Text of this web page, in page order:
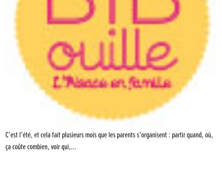
C’est l’été, et cela fait plusieurs mois que les parents s’organisent : partir quand, où,
ça coûte combien, voir qui,…